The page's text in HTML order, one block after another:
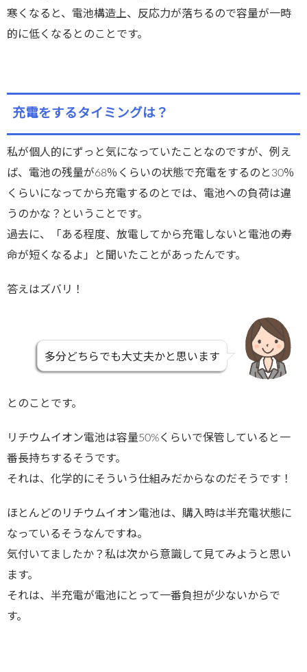
寒くなると、電池構造上、反応力が落ちるので容量が一時
的に低くなるとのことです。
充電をするタイミングは？
私が個人的にずっと気になっていたことなのですが、例え
ば、電池の残量が68％くらいの状態で充電をするのと30％
くらいになってから充電するのとでは、電池への負荷は違
うのかな？ということです。
過去に、「ある程度、放電してから充電しないと電池の寿
命が短くなるよ」と聞いたことがあったんです。
答えはズバリ！
多分どちらでも大丈夫かと思います
とのことです。
リチウムイオン電池は容量50%くらいで保管していると一
番長持ちするそうです。
それは、化学的にそういう仕組みだからなのだそうです！
ほとんどのリチウムイオン電池は、購入時は半充電状態に
なっているそうなんですね。
気付いてましたか？私は次から意識して見てみようと思い
ます。
それは、半充電が電池にとって一番負担が少ないからで
す。